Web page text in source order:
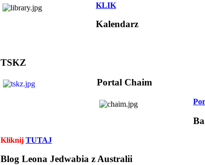
KLIK
Kalendarz
TSKZ
Portal Chaim
Kliknij TUTAJ
Blog Leona Jedwabia z Australii